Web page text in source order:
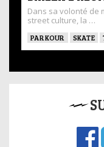
Dans sa volonté de
street culture, la …
PARKOUR SKATE